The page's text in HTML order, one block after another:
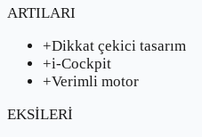
ARTILARI
+Dikkat çekici tasarım
+i-Cockpit
+Verimli motor
EKSİLERİ